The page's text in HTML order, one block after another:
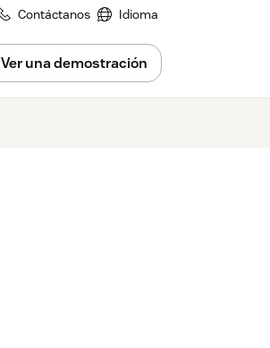
Contáctanos Idioma
Ver una demostración